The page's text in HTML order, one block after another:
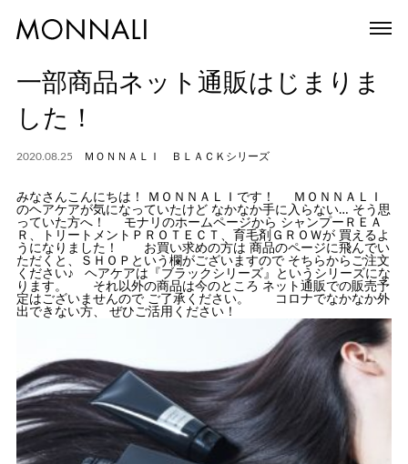
一部商品ネット通販はじまりま
した！
2020.08.25 ＭＯＮＮＡＬＩ ＢＬＡＣＫシリーズ
みなさんこんにちは！ ＭＯＮＮＡＬＩです！ ＭＯＮＮＡＬＩ
のヘアケアが気になっていたけど なかなか手に入らない… そう思
っていた方へ！ モナリのホームページから シャンプーＲＥＡ
Ｒ、トリートメントＰＲＯＴＥＣＴ、育毛剤ＧＲＯＷが 買えるよ
うになりました！ お買い求めの方は 商品のページに飛んでい
ただくと、ＳＨＯＰという欄がございますので そちらからご注文
ください♪ ヘアケアは『ブラックシリーズ』というシリーズにな
ります。 それ以外の商品は今のところ ネット通販での販売予
定はございませんので ご了承ください。 コロナでなかなか外
出できない方、 ぜひご活用ください！